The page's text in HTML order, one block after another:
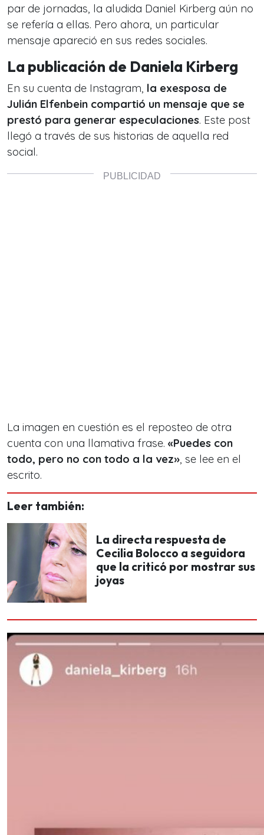
par de jornadas, la aludida Daniel Kirberg aún no
se refería a ellas. Pero ahora, un particular
mensaje apareció en sus redes sociales.
La publicación de Daniela Kirberg
En su cuenta de Instagram, la exesposa de
Julián Elfenbein compartió un mensaje que se
prestó para generar especulaciones. Este post
llegó a través de sus historias de aquella red
social.
La imagen en cuestión es el reposteo de otra
cuenta con una llamativa frase. «Puedes con
todo, pero no con todo a la vez», se lee en el
escrito.
Leer también:
La directa respuesta de
Cecilia Bolocco a seguidora
que la criticó por mostrar sus
joyas